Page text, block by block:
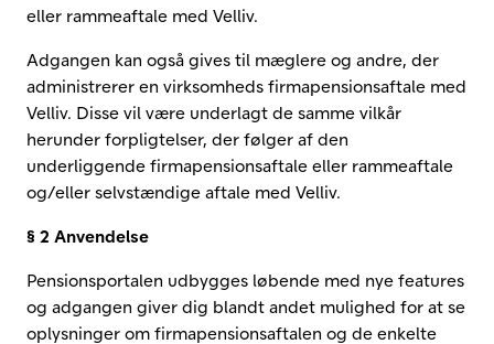
eller rammeaftale med Velliv.
Adgangen kan også gives til mæglere og andre, der
administrerer en virksomheds firmapensionsaftale med
Velliv. Disse vil være underlagt de samme vilkår
herunder forpligtelser, der følger af den
underliggende firmapensionsaftale eller rammeaftale
og/eller selvstændige aftale med Velliv.
§ 2 Anvendelse
Pensionsportalen udbygges løbende med nye features
og adgangen giver dig blandt andet mulighed for at se
oplysninger om firmapensionsaftalen og de enkelte